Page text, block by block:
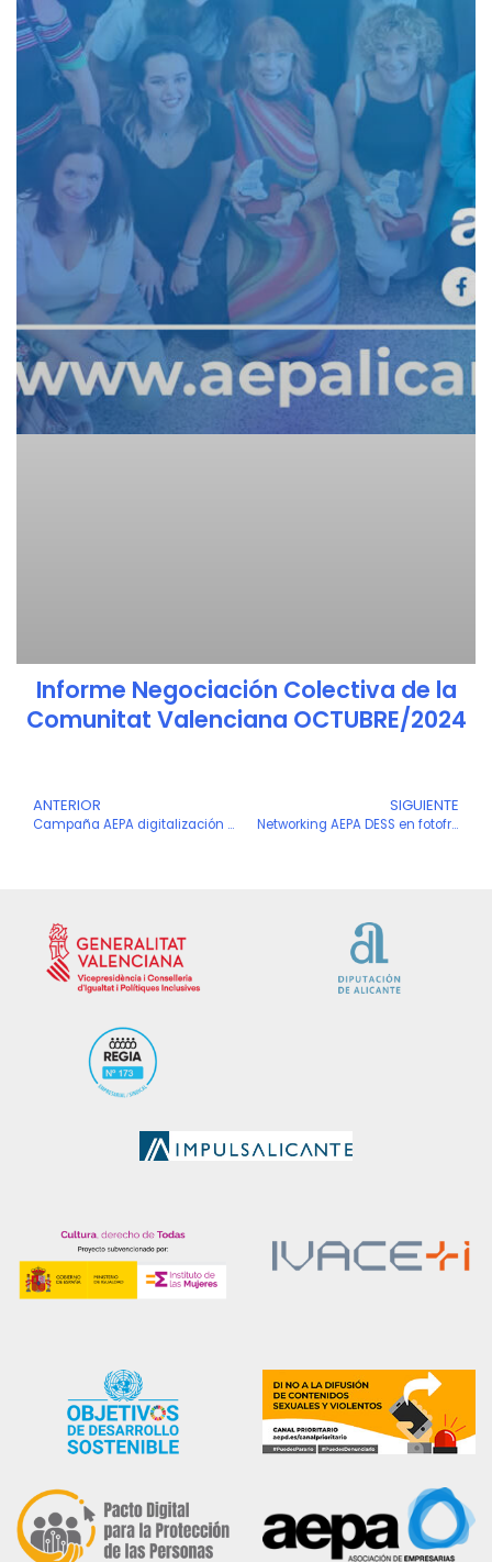
Informe Negociación Colectiva de la
Comunitat Valenciana OCTUBRE/2024
Ant
ANTERIOR
Campaña AEPA digitalización de empresas y profesionales asociadas
SIGUIENTE
Networking AEPA DESS en fotofrafías